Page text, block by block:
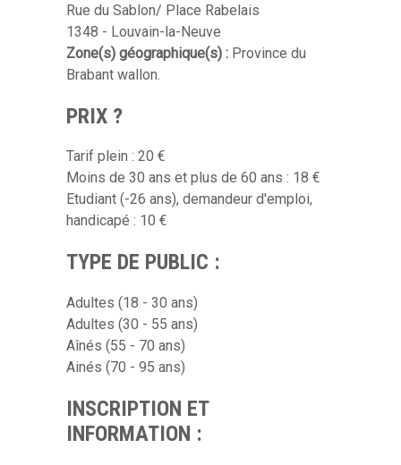
Rue du Sablon/ Place Rabelais
1348 - Louvain-la-Neuve
Zone(s) géographique(s) : Province du
Brabant wallon.
PRIX ?
Tarif plein : 20 €
Moins de 30 ans et plus de 60 ans : 18 €
Etudiant (-26 ans), demandeur d'emploi,
handicapé : 10 €
TYPE DE PUBLIC :
Adultes (18 - 30 ans)
Adultes (30 - 55 ans)
Aînés (55 - 70 ans)
Ainés (70 - 95 ans)
INSCRIPTION ET
INFORMATION :